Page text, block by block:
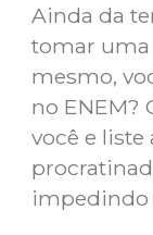
Ainda da
tomar uma
mesmo,
no
você e
impedindo